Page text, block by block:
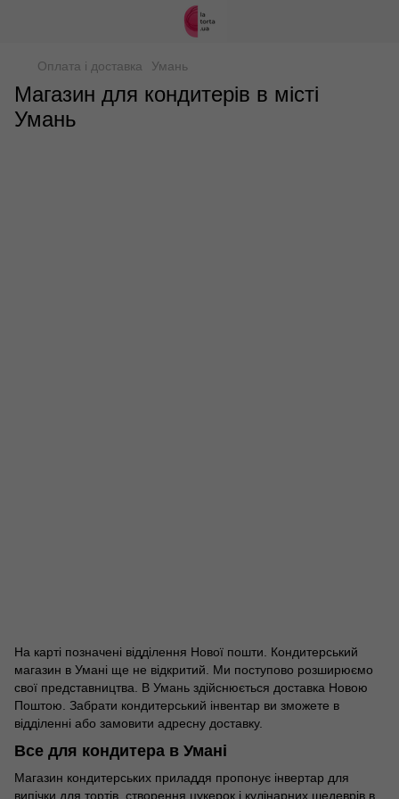
Оплата і доставка Умань
Магазин для кондитерів в місті
Умань
На карті позначені відділення Нової пошти. Кондитерський
магазин в Умані ще не відкритий. Ми поступово розширюємо
свої представництва. В Умань здійснюється доставка Новою
Поштою. Забрати кондитерський інвентар ви зможете в
відділенні або замовити адресну доставку.
Все для кондитера в Умані
Магазин кондитерських приладдя пропонує інвертар для
випічки для тортів, створення цукерок і кулінарних шедеврів в